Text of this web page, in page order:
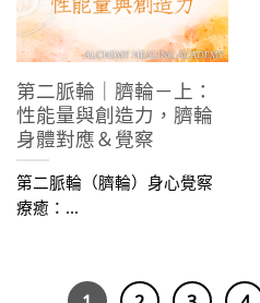
第二脈輪｜臍輪－上：
性能量與創造力，臍輪
身體對應＆覺察
第二脈輪（臍輪）身心覺察
療癒：...